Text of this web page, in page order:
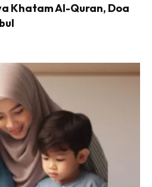
Khatam Al-Quran, Doa